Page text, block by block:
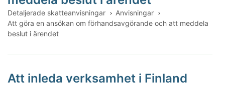
Detaljerade skatteanvisningar
Anvisningar
Att göra en ansökan om förhandsavgörande och att meddela
beslut i ärendet
Att inleda verksamhet i Finland